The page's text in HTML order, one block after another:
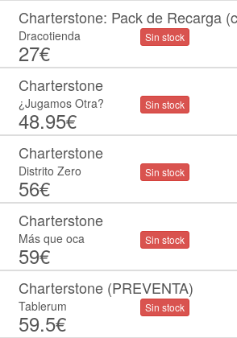
Charterstone: Pack de Recarga
Dracotienda
27€
Sin stock
Charterstone
¿Jugamos Otra?
48.95€
Sin stock
Charterstone
Distrito Zero
56€
Sin stock
Charterstone
Más que oca
59€
Sin stock
Charterstone (PREVENTA)
Tablerum
59.5€
Sin stock